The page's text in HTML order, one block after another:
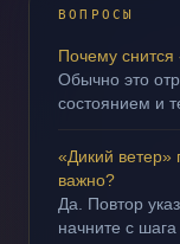
ВОПРОСЫ
Почему снится
Обычно это
состоянием и
«Дикий ветер»
важно?
Да. Повтор
начните с шага